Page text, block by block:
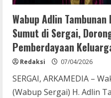
Wabup Adlin
Sumut di Sergai,
Pemberdayaan
Redaksi 07/04/2026
SERGAI, ARKAMEDIA –
(Wabup Sergai) H. Adlin